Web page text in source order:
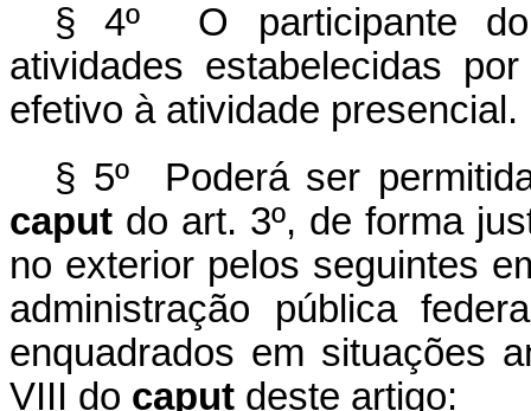
§ 4º O participante
atividades estabelecidas
efetivo à atividade presencial.
§ 5º Poderá ser
caput do art. 3º, de forma
no exterior pelos seguintes
administração pública
enquadrados em situações
VIII do caput deste artigo: